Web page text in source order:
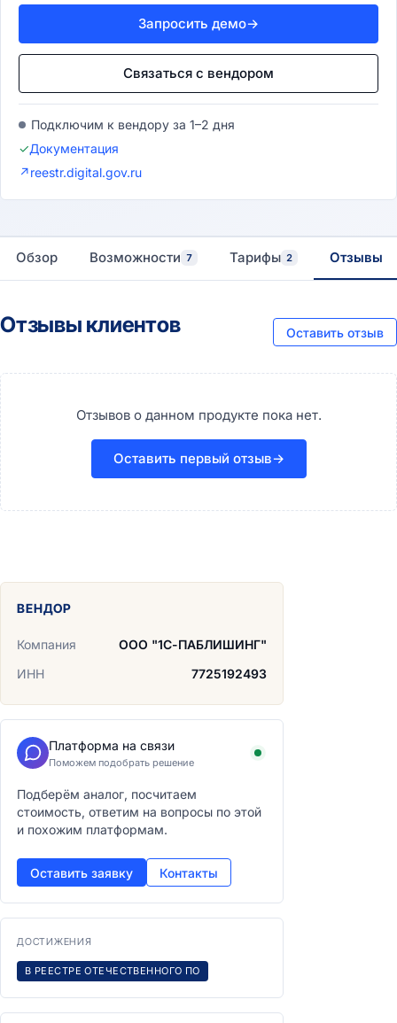
Запросить демо→
Связаться с вендором
Подключим к вендору за 1–2 дня
✓Документация
↗reestr.digital.gov.ru
Обзор Возможности 7 Тарифы 2 Отзывы
Отзывы клиентов Оставить отзыв
Отзывов о данном продукте пока нет.
Оставить первый отзыв→
ВЕНДОР
Компания
ООО "1С-ПАБЛИШИНГ"
ИНН
7725192493
Платформа на связи
Поможем подобрать решение
Подберём аналог, посчитаем
стоимость, ответим на вопросы по этой
и похожим платформам.
Оставить заявку Контакты
ДОСТИЖЕНИЯ
В РЕЕСТРЕ ОТЕЧЕСТВЕННОГО ПО